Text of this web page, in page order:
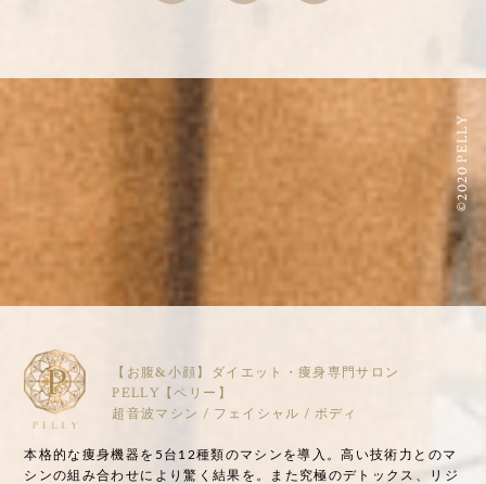
©2020 PELLY
【お腹&小顔】ダイエット・痩身専門サロン
PELLY【ペリー】
超音波マシン / フェイシャル / ボディ
本格的な痩身機器を5台12種類のマシンを導入。高い技術力とのマ
シンの組み合わせにより驚く結果を。また究極のデトックス、リジ